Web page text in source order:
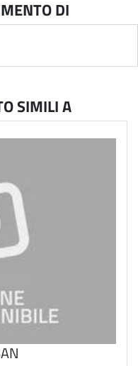
DI
SIMILI A